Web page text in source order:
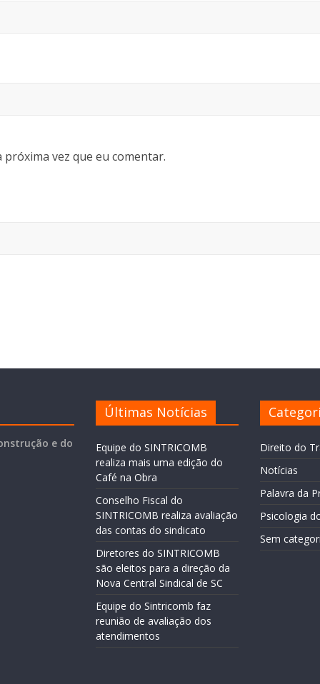
vez que eu comentar.
e do
Últimas Notícias
Equipe do SINTRICOMB
realiza mais uma edição do
Café na Obra
Conselho Fiscal do
SINTRICOMB realiza avaliação
das contas do sindicato
Diretores do SINTRICOMB
são eleitos para a direção da
Nova Central Sindical de SC
Equipe do Sintricomb faz
reunião de avaliação dos
atendimentos
Direito do
Notícias
Palavra da
Psicologia
Sem